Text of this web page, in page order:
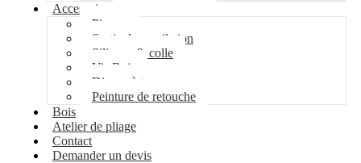
Accessoires
Pipeco
Sortie de ventilation
Silicone & colle
Vis Bois
Disque à tronçonner
Peinture de retouche
Bois
Atelier de pliage
Contact
Demander un devis